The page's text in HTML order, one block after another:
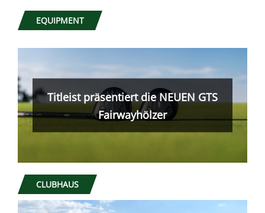
EQUIPMENT
Was nicht passt, wird passend
gemacht!
CLUBHAUS